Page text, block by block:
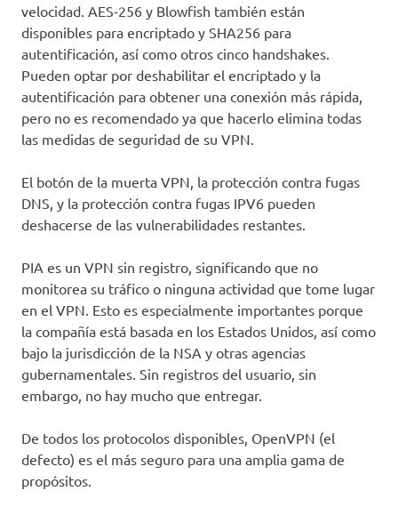
velocidad. AES-256 y Blowfish también están
disponibles para encriptado y SHA256 para
autentificación, así como otros cinco handshakes.
Pueden optar por deshabilitar el encriptado y la
autentificación para obtener una conexión más rápida,
pero no es recomendado ya que hacerlo elimina todas
las medidas de seguridad de su VPN.
El botón de la muerta VPN, la protección contra fugas
DNS, y la protección contra fugas IPV6 pueden
deshacerse de las vulnerabilidades restantes.
PIA es un VPN sin registro, significando que no
monitorea su tráfico o ninguna actividad que tome lugar
en el VPN. Esto es especialmente importantes porque
la compañía está basada en los Estados Unidos, así como
bajo la jurisdicción de la NSA y otras agencias
gubernamentales. Sin registros del usuario, sin
embargo, no hay mucho que entregar.
De todos los protocolos disponibles, OpenVPN (el
defecto) es el más seguro para una amplia gama de
propósitos.